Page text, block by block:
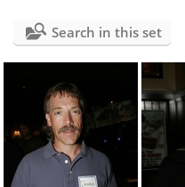
Search in this set